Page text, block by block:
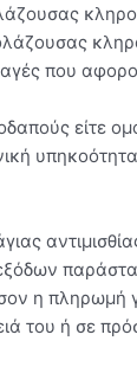
που
είτε
η πληρωμή
του ή σε